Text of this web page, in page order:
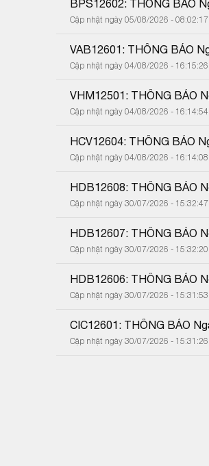
BPS12602: THÔNG BÁO
Cập nhật ngày 05/08/2026 - 08:02:17
VAB12601: THÔNG BÁO
Cập nhật ngày 04/08/2026 - 16:15:26
VHM12501: THÔNG BÁO
Cập nhật ngày 04/08/2026 - 16:14:54
HCV12604: THÔNG BÁO
Cập nhật ngày 04/08/2026 - 16:14:08
HDB12608: THÔNG BÁO
Cập nhật ngày 30/07/2026 - 15:32:47
HDB12607: THÔNG BÁO
Cập nhật ngày 30/07/2026 - 15:32:20
HDB12606: THÔNG BÁO
Cập nhật ngày 30/07/2026 - 15:31:53
CIC12601: THÔNG BÁO
Cập nhật ngày 30/07/2026 - 15:31:26